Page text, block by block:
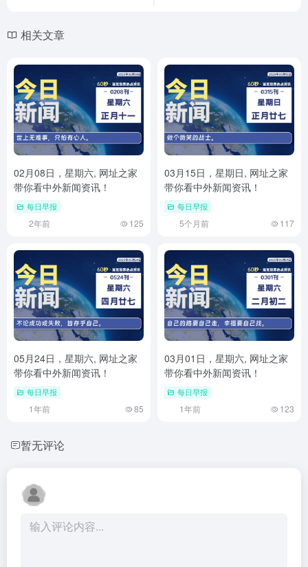
相关文章
02月08日，星期六, 网址之家
带你看中外新闻资讯！
每日早报
2年前 125
03月15日，星期日, 网址之家
带你看中外新闻资讯！
每日早报
5个月前 117
05月24日，星期六, 网址之家
带你看中外新闻资讯！
每日早报
1年前 85
03月01日，星期六, 网址之家
带你看中外新闻资讯！
每日早报
1年前 123
暂无评论